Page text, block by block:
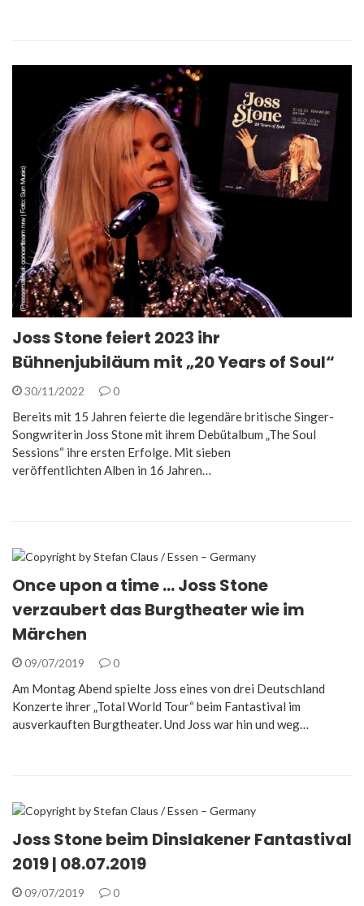
Joss Stone feiert 2023 ihr
Bühnenjubiläum mit „20 Years of Soul“
30/11/2022 0
Bereits mit 15 Jahren feierte die legendäre britische Singer-
Songwriterin Joss Stone mit ihrem Debütalbum „The Soul
Sessions“ ihre ersten Erfolge. Mit sieben
veröffentlichten Alben in 16 Jahren…
Once upon a time … Joss Stone
verzaubert das Burgtheater wie im
Märchen
09/07/2019 0
Am Montag Abend spielte Joss eines von drei Deutschland
Konzerte ihrer „Total World Tour“ beim Fantastival im
ausverkauften Burgtheater. Und Joss war hin und weg…
Joss Stone beim Dinslakener Fantastival
2019 | 08.07.2019
09/07/2019 0